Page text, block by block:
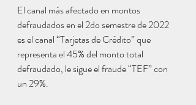
El canal más afectado en montos
defraudados en el 2do semestre de 2022
es el canal “Tarjetas de Crédito” que
representa el 45% del monto total
defraudado, le sigue el fraude “TEF” con
un 29%.